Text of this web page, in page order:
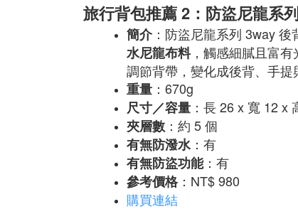
旅行背包推薦 2：防盜尼龍系
簡介：防盜尼龍系列 3way 後
水尼龍布料，觸感細膩且富
調節背帶，變化成後背、手提
重量 ：670g
尺寸／容量 ：長 26 x 寬 12 x
夾層數 ：約 5 個
有無防潑水 ：有
有無防盜功能：有
參考價格：NT$ 980
購買連結